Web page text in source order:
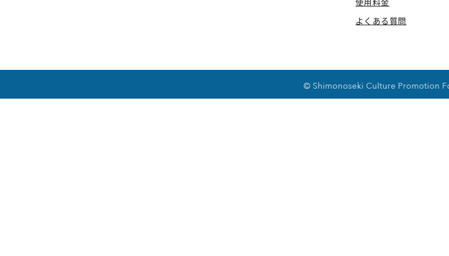
よくある質問